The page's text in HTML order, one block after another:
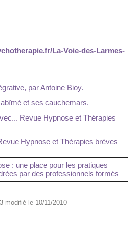
La-Voie-des-Larmes-
par Antoine Bioy.
et ses cauchemars.
Revue Hypnose et Thérapies
Hypnose et Thérapies brèves
: une place pour les pratiques
par des professionnels formés
modifié le 10/11/2010